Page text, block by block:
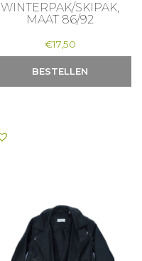
WINTERPAK/SKIPAK,
MAAT 86/92
€17,50
BESTELLEN